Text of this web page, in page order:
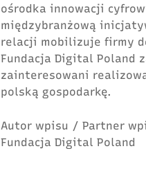
ośrodka innowacji
międzybranżową
relacji mobilizuje firmy
Fundacja Digital Poland
zainteresowani
polską gospodarkę.
Autor wpisu / Partner
Fundacja Digital Poland